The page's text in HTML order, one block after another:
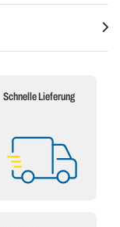
Schnelle Lieferung